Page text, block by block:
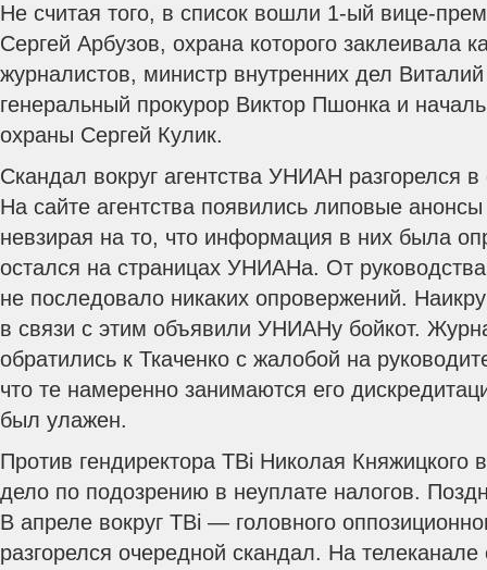
Не считая того, в список вошли 1-ый вице-
Сергей Арбузов, охрана которого заклеивала
журналистов, министр внутренних дел
генеральный прокурор Виктор Пшонка и
охраны Сергей Кулик.
Скандал вокруг агентства УНИАН разгорелся
На сайте агентства появились липовые
невзирая на то, что информация в них была
остался на страницах УНИАНа. От руководства
не последовало никаких опровержений.
в связи с этим объявили УНИАНу бойкот.
обратились к Ткаченко с жалобой на
что те намеренно занимаются его
был улажен.
Против гендиректора ТВі Николая Княжицкого
дело по подозрению в неуплате налогов.
В апреле вокруг ТВі — головного
разгорелся очередной скандал. На